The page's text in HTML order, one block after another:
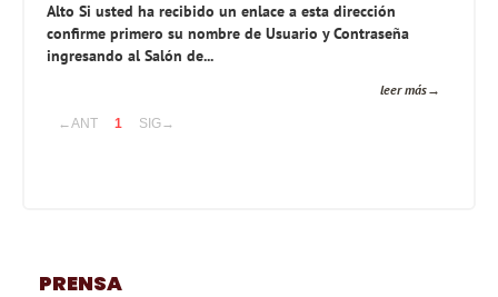
Alto Si usted ha recibido un enlace a esta dirección
confirme primero su nombre de Usuario y Contraseña
ingresando al Salón de...
leer más
←ANT 1 SIG→
PRENSA